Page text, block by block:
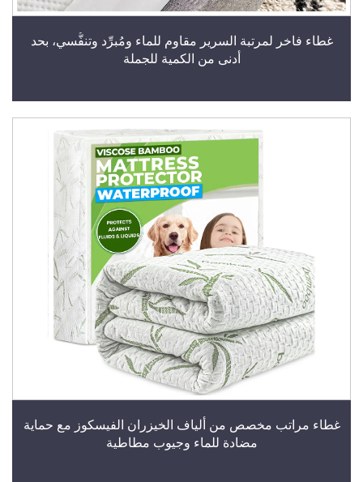
غطاء فاخر لمرتبة السرير مقاوم للماء ومُبرِّد وتنفُّسي، بحد
أدنى من الكمية للجملة
غطاء مراتب مخصص من ألياف الخيزران الفيسكوز مع حماية
مضادة للماء وجيوب مطاطية